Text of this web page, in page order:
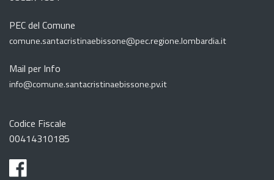
PEC del Comune
comune.santacristinaebissone@pec.regione.lombardia.it
Mail per Info
info@comune.santacristinaebissone.pv.it
Codice Fiscale
00414310185